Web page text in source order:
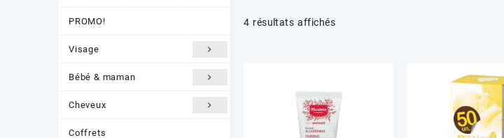
PROMO!
Visage
Bébé & maman
Cheveux
Coffrets
4 résultats affichésTrié